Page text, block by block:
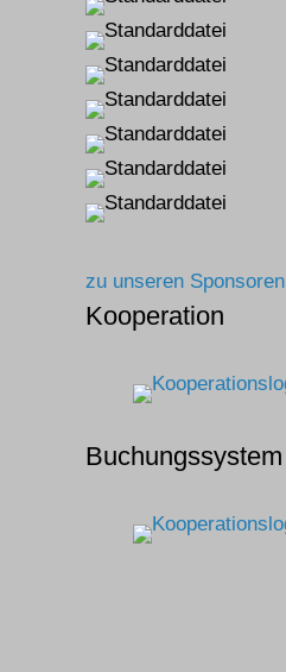
zu unseren Sponsoren
Kooperation
Buchungssystem